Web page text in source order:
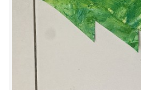
PORTFÓLIO DÍTĚTE
MOTIVAČNÍ CITÁTY PRO UČITELE
POKUSY